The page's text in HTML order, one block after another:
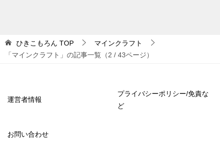
ひきこもろん TOP
マインクラフト
「マインクラフト」の記事一覧（2 / 43ページ）
運営者情報
プライバシーポリシー/免責な
ど
お問い合わせ